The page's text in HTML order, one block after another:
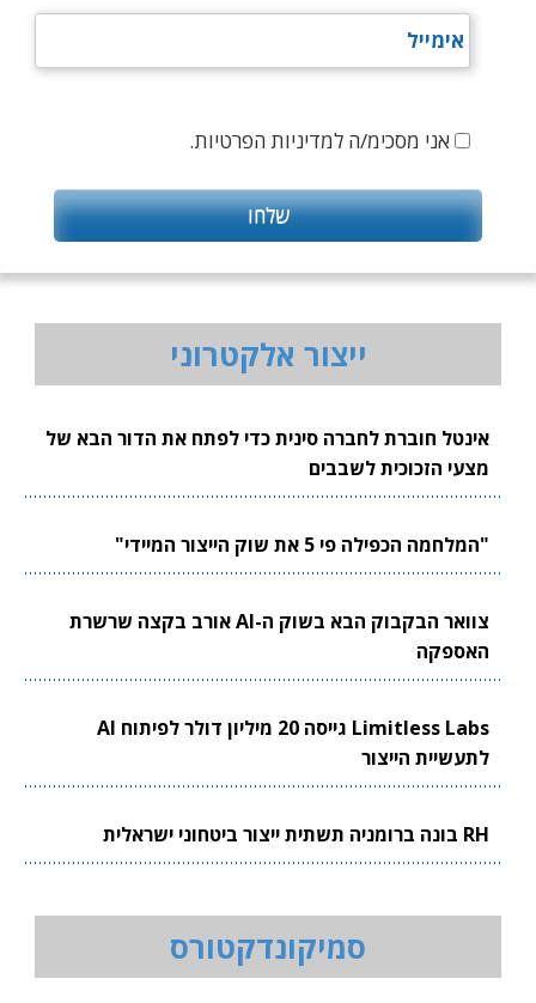
אני מסכימ/ה למדיניות הפרטיות.
ייצור אלקטרוני
אינטל חוברת לחברה סינית כדי לפתח את הדור הבא של
מצעי הזכוכית לשבבים
"המלחמה הכפילה פי 5 את שוק הייצור המיידי"
צוואר הבקבוק הבא בשוק ה-AI אורב בקצה שרשרת
האספקה
Limitless Labs גייסה 20 מיליון דולר לפיתוח AI
לתעשיית הייצור
RH בונה ברומניה תשתית ייצור ביטחוני ישראלית
סמיקונדקטורס